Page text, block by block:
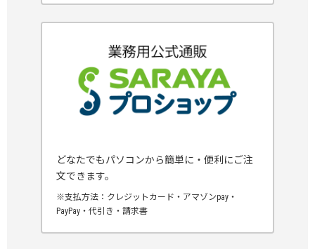
どなたでもパソコンから簡単に・便利にご注
文できます。
※支払方法：クレジットカード・アマゾンpay・
PayPay・代引き・請求書